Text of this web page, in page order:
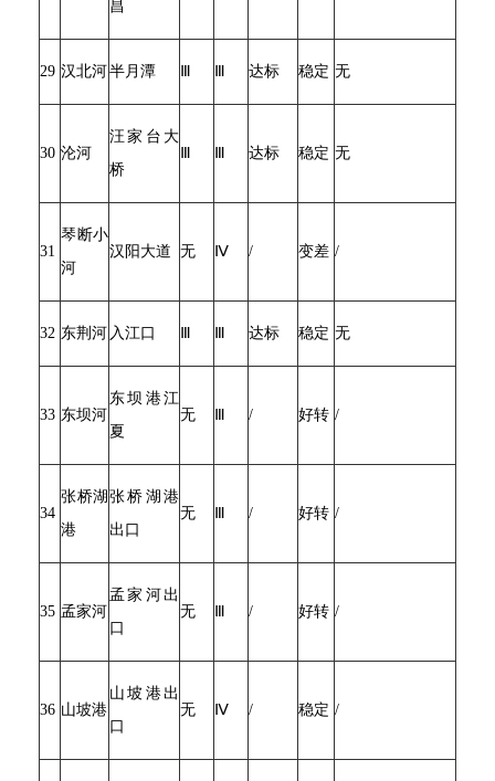
昌
29 汉北河半月潭 达标 稳定 无
30 沦河
汪家台大
桥
达标 稳定 无
31
琴断小
河
汉阳大道 无 Ⅳ / 变差 /
32 东荆河 入江口 达标 稳定 无
33 东坝河
东坝港江
夏
无 / 好转 /
34
张桥湖
港
张桥湖港
出口
无 / 好转 /
35 孟家河
孟家河出
口
无 / 好转 /
36 山坡港
山坡港出
口
无 Ⅳ / 稳定 /